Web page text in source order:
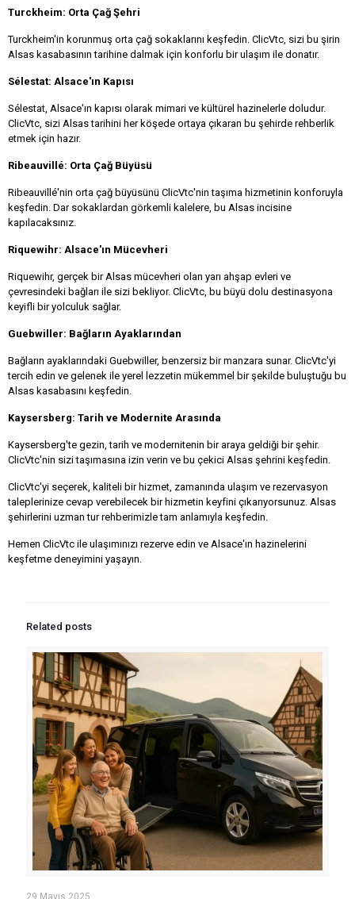
Turckheim: Orta Çağ Şehri
Turckheim'in korunmuş orta çağ sokaklarını keşfedin. ClicVtc, sizi bu şirin
Alsas kasabasının tarihine dalmak için konforlu bir ulaşım ile donatır.
Sélestat: Alsace'ın Kapısı
Sélestat, Alsace'ın kapısı olarak mimari ve kültürel hazinelerle doludur.
ClicVtc, sizi Alsas tarihini her köşede ortaya çıkaran bu şehirde rehberlik
etmek için hazır.
Ribeauvillé: Orta Çağ Büyüsü
Ribeauvillé'nin orta çağ büyüsünü ClicVtc'nin taşıma hizmetinin konforuyla
keşfedin. Dar sokaklardan görkemli kalelere, bu Alsas incisine
kapılacaksınız.
Riquewihr: Alsace'ın Mücevheri
Riquewihr, gerçek bir Alsas mücevheri olan yarı ahşap evleri ve
çevresindeki bağları ile sizi bekliyor. ClicVtc, bu büyü dolu destinasyona
keyifli bir yolculuk sağlar.
Guebwiller: Bağların Ayaklarından
Bağların ayaklarındaki Guebwiller, benzersiz bir manzara sunar. ClicVtc'yi
tercih edin ve gelenek ile yerel lezzetin mükemmel bir şekilde buluştuğu bu
Alsas kasabasını keşfedin.
Kaysersberg: Tarih ve Modernite Arasında
Kaysersberg'te gezin, tarih ve modernitenin bir araya geldiği bir şehir.
ClicVtc'nin sizi taşımasına izin verin ve bu çekici Alsas şehrini keşfedin.
ClicVtc'yi seçerek, kaliteli bir hizmet, zamanında ulaşım ve rezervasyon
taleplerinize cevap verebilecek bir hizmetin keyfini çıkarıyorsunuz. Alsas
şehirlerini uzman tur rehberimizle tam anlamıyla keşfedin.
Hemen ClicVtc ile ulaşımınızı rezerve edin ve Alsace'ın hazinelerini
keşfetme deneyimini yaşayın.
Related posts
29 Mayıs 2025